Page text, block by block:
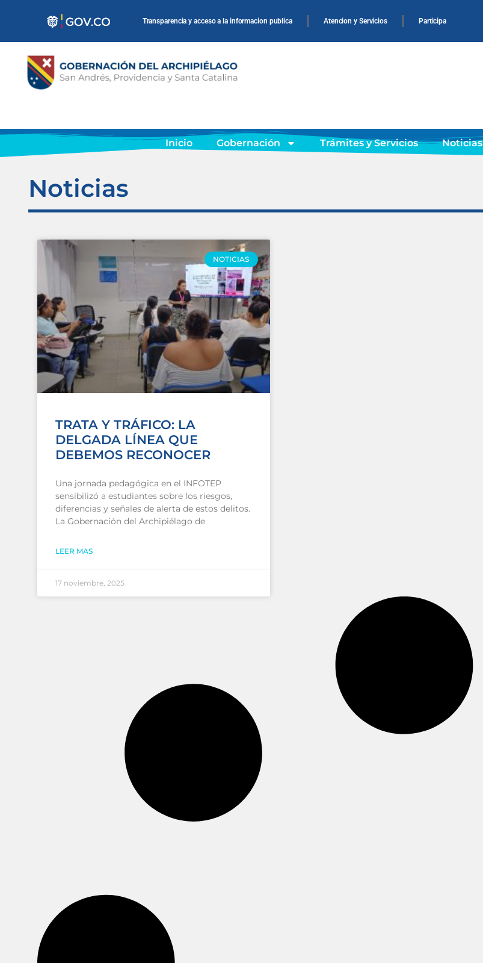
Transparencia y acceso a la informacion publica Atencion y Servicios Participa
Inicio Gobernación Trámites y Servicios Noticias
Noticias
NOTICIAS
TRATA Y TRÁFICO: LA
DELGADA LÍNEA QUE
DEBEMOS RECONOCER
Una jornada pedagógica en el INFOTEP
sensibilizó a estudiantes sobre los riesgos,
diferencias y señales de alerta de estos delitos.
La Gobernación del Archipiélago de
LEER MAS
17 noviembre, 2025